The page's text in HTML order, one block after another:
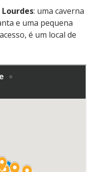
: uma caverna
e uma pequena
é um local de